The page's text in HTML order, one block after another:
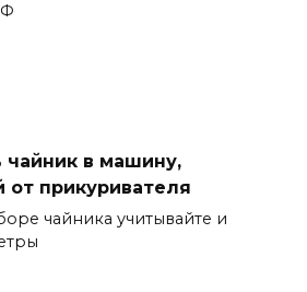
чайник в машину,
прикуривателя
чайника учитывайте и